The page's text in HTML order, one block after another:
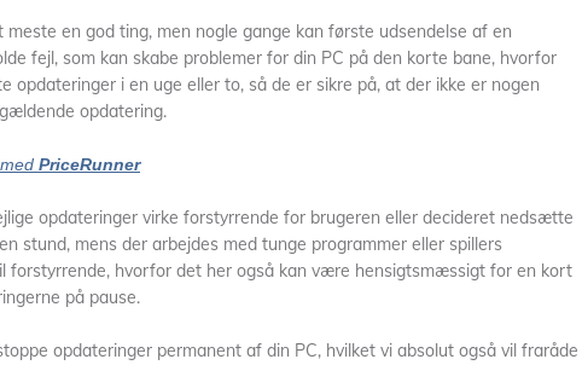
en god ting, men nogle gange kan første udsendelse af en
fejl, som kan skabe problemer for din PC på den korte bane, hvorfor
opdateringer i en uge eller to, så de er sikre på, at der ikke er nogen
opdatering.
PriceRunner
opdateringer virke forstyrrende for brugeren eller decideret nedsætte
stund, mens der arbejdes med tunge programmer eller spillers
forstyrrende, hvorfor det her også kan være hensigtsmæssigt for en kort
på pause.
opdateringer permanent af din PC, hvilket vi absolut også vil fraråde